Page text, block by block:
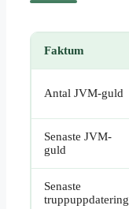
Faktum
Antal JVM-guld
Senaste JVM-
guld
Senaste
truppuppdatering